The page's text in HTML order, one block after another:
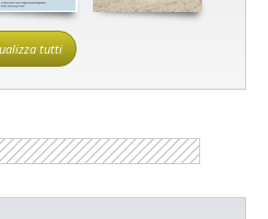
tutti